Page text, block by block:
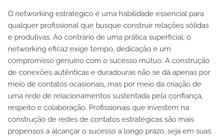
O networking estratégico é uma habilidade essencial para
qualquer profissional que busque construir relações sólidas
e produtivas. Ao contrário de uma prática superficial, o
networking eficaz exige tempo, dedicação e um
compromisso genuíno com o sucesso mútuo. A construção
de conexões autênticas e duradouras não se dá apenas por
meio de contatos ocasionais, mas por meio da criação de
uma rede de relacionamentos sustentada pela confiança,
respeito e colaboração. Profissionais que investem na
construção de redes de contatos estratégicas são mais
propensos a alcançar o sucesso a longo prazo, seja em suas